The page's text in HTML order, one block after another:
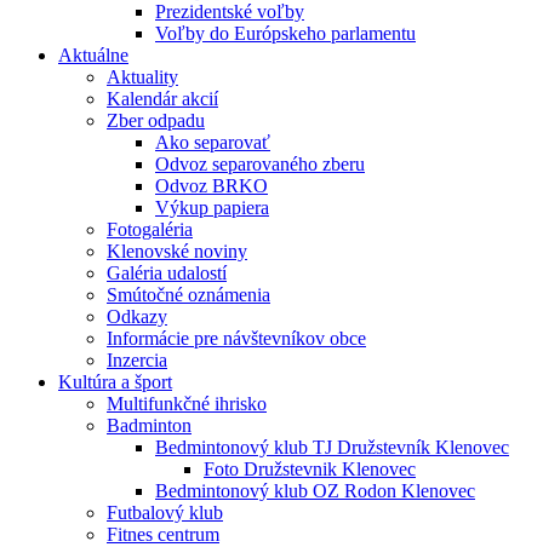
Prezidentské voľby
Voľby do Európskeho parlamentu
Aktuálne
Aktuality
Kalendár akcií
Zber odpadu
Ako separovať
Odvoz separovaného zberu
Odvoz BRKO
Výkup papiera
Fotogaléria
Klenovské noviny
Galéria udalostí
Smútočné oznámenia
Odkazy
Informácie pre návštevníkov obce
Inzercia
Kultúra a šport
Multifunkčné ihrisko
Badminton
Bedmintonový klub TJ Družstevník Klenovec
Foto Družstevnik Klenovec
Bedmintonový klub OZ Rodon Klenovec
Futbalový klub
Fitnes centrum